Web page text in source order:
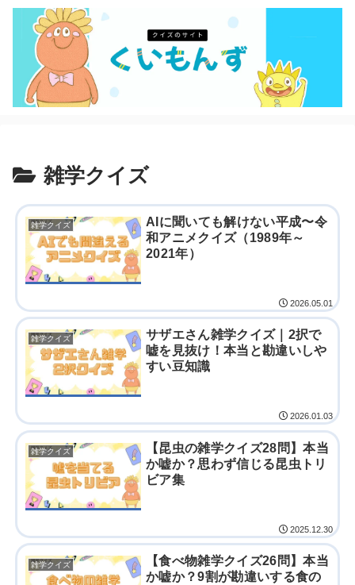
雑学クイズ
雑学クイズ
AIに聞いても解けない平成〜令
和アニメクイズ（1989年～
2021年）
2026.05.01
雑学クイズ
サザエさん雑学クイズ｜2択で
嘘を見抜け！本当と勘違いしや
すい豆知識
2026.01.03
雑学クイズ
【昆虫の雑学クイズ28問】本当
か嘘か？思わず信じる昆虫トリ
ビア集
2025.12.30
雑学クイズ
【食べ物雑学クイズ26問】本当
か嘘か？9割が勘違いする食の